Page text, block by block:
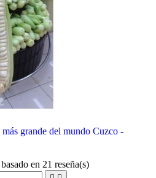
grande del mundo Cuzco -
en 21 reseña(s)